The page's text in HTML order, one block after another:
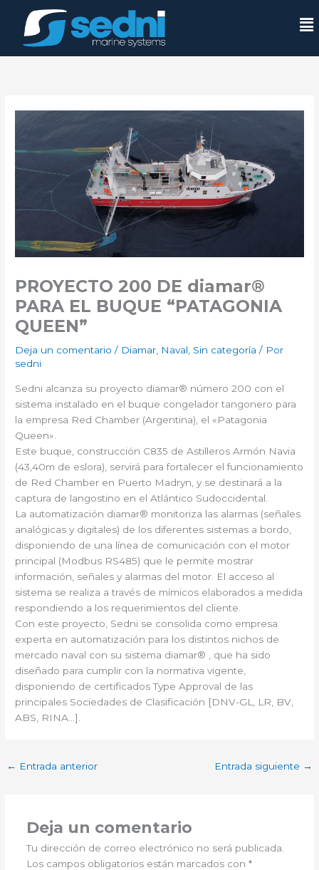
contenido
PROYECTO 200 DE diamar®
PARA EL BUQUE “PATAGONIA
QUEEN”
Deja un comentario / Diamar Naval Sin categoría / Por
sedni
Sedni alcanza su proyecto diamar® número 200 con el
sistema instalado en el buque congelador tangonero para
la empresa Red Chamber (Argentina), el «Patagonia
Queen».
Este buque, construcción C835 de Astilleros Armón Navia
(43,40m de eslora), servirá para fortalecer el funcionamiento
de Red Chamber en Puerto Madryn, y se destinará a la
captura de langostino en el Atlántico Sudoccidental.
La automatización diamar® monitoriza las alarmas (señales
analógicas y digitales) de los diferentes sistemas a bordo,
disponiendo de una línea de comunicación con el motor
principal (Modbus RS485) que le permite mostrar
información, señales y alarmas del motor. El acceso al
sistema se realiza a través de mímicos elaborados a medida
respondiendo a los requerimientos del cliente.
Con este proyecto, Sedni se consolida como empresa
experta en automatización para los distintos nichos de
mercado naval con su sistema diamar® , que ha sido
diseñado para cumplir con la normativa vigente,
disponiendo de certificados Type Approval de las
principales Sociedades de Clasificación [DNV-GL, LR, BV,
ABS, RINA…].
← Entrada anterior Entrada siguiente →
Deja un comentario
Tu dirección de correo electrónico no será publicada.
Los campos obligatorios están marcados con *